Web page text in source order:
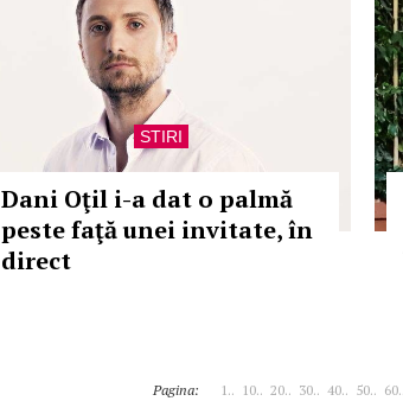
STIRI
Dani Oţil i-a dat o palmă
peste faţă unei invitate, în
direct
Pagina: 1.. 10.. 20.. 30.. 40.. 50.. 60..